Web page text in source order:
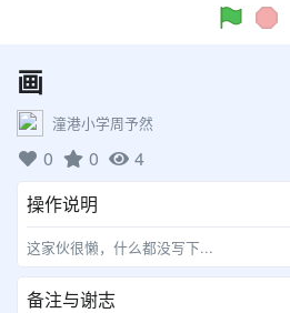
画
潼港小学周予然
0 0 4
操作说明
这家伙很懒，什么都没写下...
备注与谢志